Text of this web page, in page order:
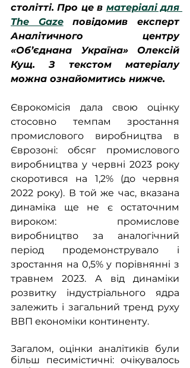
столітті. Про це в матеріалі для
The Gaze повідомив експерт
Аналітичного центру
«Об’єднана Україна» Олексій
Кущ. З текстом матеріалу
можна ознайомитись нижче.
Єврокомісія дала свою оцінку
стосовно темпам зростання
промислового виробництва в
Єврозоні: обсяг промислового
виробництва у червні 2023 року
скоротився на 1,2% (до червня
2022 року). В той же час, вказана
динаміка ще не є остаточним
вироком: промислове
виробництво за аналогічний
період продемонструвало і
зростання на 0,5% у порівнянні з
травнем 2023. А від динаміки
розвитку індустріального ядра
залежить і загальний тренд руху
ВВП економіки континенту.
Загалом, оцінки аналітиків були
більш песимістичні: очікувалось